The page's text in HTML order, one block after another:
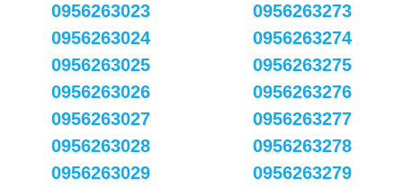
0956263023
0956263024
0956263025
0956263026
0956263027
0956263028
0956263029
0956263273
0956263274
0956263275
0956263276
0956263277
0956263278
0956263279